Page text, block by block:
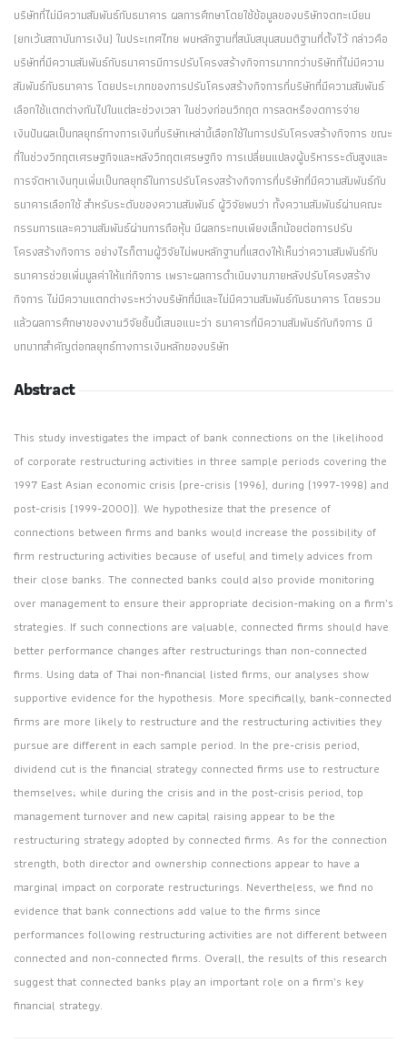
บริษัทที่ไม่มีความสัมพันธ์กับธนาคาร ผลการศึกษาโดยใช้ข้อมูลของบริษัทจดทะเบียน
(ยกเว้นสถาบันการเงิน) ในประเทศไทย พบหลักฐานที่สนับสนุนสมมติฐานที่ตั้งไว้ กล่าวคือ
บริษัทที่มีความสัมพันธ์กับธนาคารมีการปรับโครงสร้างกิจการมากกว่าบริษัทที่ไม่มีความ
สัมพันธ์กับธนาคาร โดยประเภทของการปรับโครงสร้างกิจการที่บริษัทที่มีความสัมพันธ์
เลือกใช้แตกต่างกันไปในแต่ละช่วงเวลา ในช่วงก่อนวิกฤต การลดหรืองดการจ่าย
เงินปันผลเป็นกลยุทธ์ทางการเงินที่บริษัทเหล่านี้เลือกใช้ในการปรับโครงสร้างกิจการ ขณะ
ที่ในช่วงวิกฤตเศรษฐกิจและหลังวิกฤตเศรษฐกิจ การเปลี่ยนแปลงผู้บริหารระดับสูงและ
การจัดหาเงินทุนเพิ่มเป็นกลยุทธ์ในการปรับโครงสร้างกิจการที่บริษัทที่มีความสัมพันธ์กับ
ธนาคารเลือกใช้ สำหรับระดับของความสัมพันธ์ ผู้วิจัยพบว่า ทั้งความสัมพันธ์ผ่านคณะ
กรรมการและความสัมพันธ์ผ่านการถือหุ้น มีผลกระทบเพียงเล็กน้อยต่อการปรับ
โครงสร้างกิจการ อย่างไรก็ตามผู้วิจัยไม่พบหลักฐานที่แสดงให้เห็นว่าความสัมพันธ์กับ
ธนาคารช่วยเพิ่มมูลค่าให้แก่กิจการ เพราะผลการดำเนินงานภายหลังปรับโครงสร้าง
กิจการ ไม่มีความแตกต่างระหว่างบริษัทที่มีและไม่มีความสัมพันธ์กับธนาคาร โดยรวม
แล้วผลการศึกษาของงานวิจัยชิ้นนี้เสนอแนะว่า ธนาคารที่มีความสัมพันธ์กับกิจการ มี
บทบาทสำคัญต่อกลยุทธ์ทางการเงินหลักของบริษัท
Abstract
This study investigates the impact of bank connections on the likelihood
of corporate restructuring activities in three sample periods covering the
1997 East Asian economic crisis (pre-crisis (1996), during (1997-1998) and
post-crisis (1999-2000)). We hypothesize that the presence of
connections between firms and banks would increase the possibility of
firm restructuring activities because of useful and timely advices from
their close banks. The connected banks could also provide monitoring
over management to ensure their appropriate decision-making on a firm’s
strategies. If such connections are valuable, connected firms should have
better performance changes after restructurings than non-connected
firms. Using data of Thai non-financial listed firms, our analyses show
supportive evidence for the hypothesis. More specifically, bank-connected
firms are more likely to restructure and the restructuring activities they
pursue are different in each sample period. In the pre-crisis period,
dividend cut is the financial strategy connected firms use to restructure
themselves; while during the crisis and in the post-crisis period, top
management turnover and new capital raising appear to be the
restructuring strategy adopted by connected firms. As for the connection
strength, both director and ownership connections appear to have a
marginal impact on corporate restructurings. Nevertheless, we find no
evidence that bank connections add value to the firms since
performances following restructuring activities are not different between
connected and non-connected firms. Overall, the results of this research
suggest that connected banks play an important role on a firm’s key
financial strategy.